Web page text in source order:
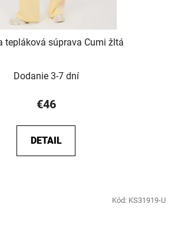
tepláková súprava Cumi žltá
Dodanie 3-7 dní
€46
DETAIL
Kód: KS31919-U